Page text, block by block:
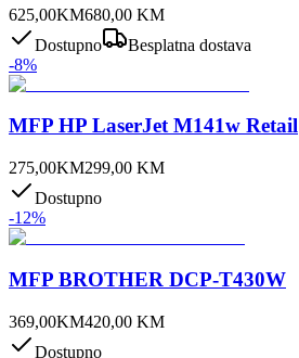
625,00KM680,00 KM
Dostupno
Besplatna dostava
-8%
MFP HP LaserJet M141w Retail
275,00KM299,00 KM
Dostupno
-12%
MFP BROTHER DCP-T430W
369,00KM420,00 KM
Dostupno